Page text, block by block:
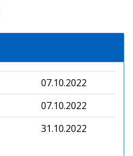
07.10.2022
07.10.2022
31.10.2022